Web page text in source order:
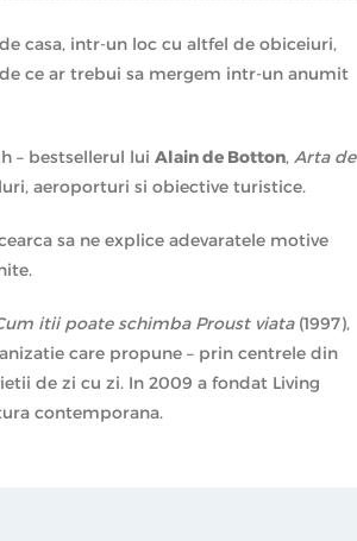
casa, intr-un loc cu altfel de obiceiuri,
ce ar trebui sa mergem intr-un anumit
– bestsellerul lui Alain de Botton, Arta de
aeroporturi si obiective turistice.
sa ne explice adevaratele motive
itii poate schimba Proust viata(1997),
care propune – prin centrele din
de zi cu zi. In 2009 a fondat Living
contemporana.